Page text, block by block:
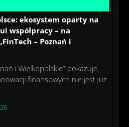
ekosystem oparty na
współpracy – na
– Poznań i
i Wielkopolskie” pokazuje,
finansowych nie jest już